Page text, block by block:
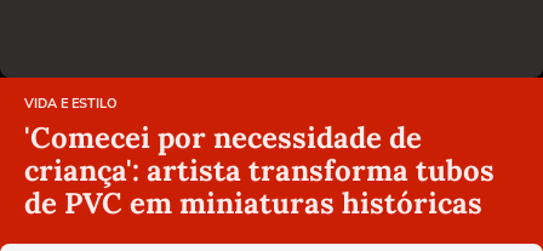
VIDA E ESTILO
'Comecei por necessidade de
criança': artista transforma tubos
de PVC em miniaturas históricas